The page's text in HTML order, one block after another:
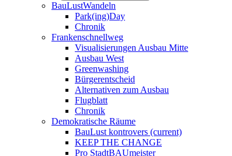
BauLustWandeln
Park(ing)Day
Chronik
Frankenschnellweg
Visualisierungen Ausbau Mitte
Ausbau West
Greenwashing
Bürgerentscheid
Alternativen zum Ausbau
Flugblatt
Chronik
Demokratische Räume
BauLust kontrovers (current)
KEEP THE CHANGE
Pro StadtBAUmeister